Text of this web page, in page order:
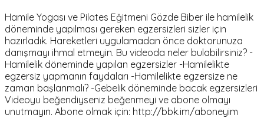
Hamile Yogası ve Pilates Eğitmeni Gözde Biber ile hamilelik
döneminde yapılması gereken egzersizleri sizler için
hazırladık. Hareketleri uygulamadan önce doktorunuza
danışmayı ihmal etmeyin. Bu videoda neler bulabilirsiniz? -
Hamilelik döneminde yapılan egzersizler -Hamilelikte
egzersiz yapmanın faydaları -Hamilelikte egzersize ne
zaman başlanmalı? -Gebelik döneminde bacak egzersizleri
Videoyu beğendiyseniz beğenmeyi ve abone olmayı
unutmayın. Abone olmak için: http://bbk.im/aboneyim